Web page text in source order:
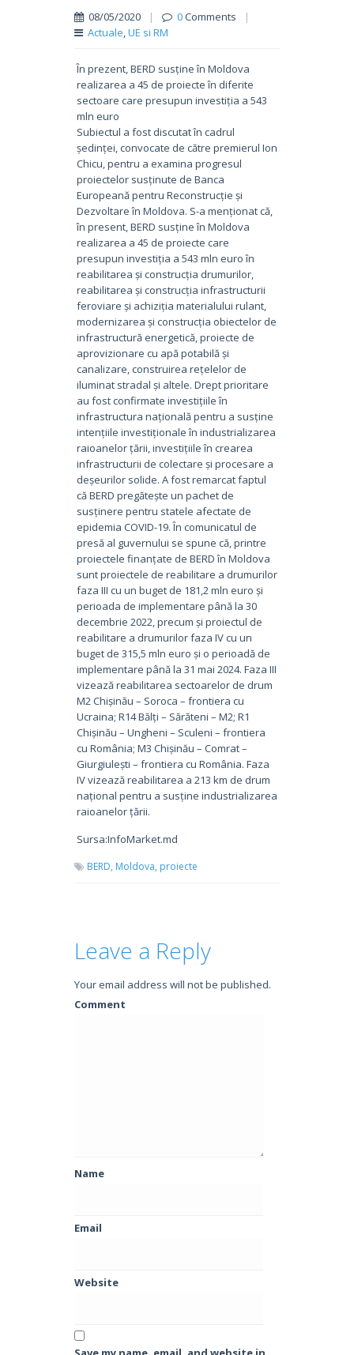
08/05/2020 | 0Comments
|
Actuale,UE si RM
În prezent, BERD susține în Moldova
realizarea a 45 de proiecte în diferite
sectoare care presupun investiția a 543
mln euro
Subiectul a fost discutat în cadrul
ședinței, convocate de către premierul Ion
Chicu, pentru a examina progresul
proiectelor susținute de Banca
Europeană pentru Reconstrucție și
Dezvoltare în Moldova. S-a menționat că,
în present, BERD susține în Moldova
realizarea a 45 de proiecte care
presupun investiția a 543 mln euro în
reabilitarea și construcția drumurilor,
reabilitarea și construcția infrastructurii
feroviare și achiziția materialului rulant,
modernizarea și construcția obiectelor de
infrastructură energetică, proiecte de
aprovizionare cu apă potabilă și
canalizare, construirea rețelelor de
iluminat stradal și altele. Drept prioritare
au fost confirmate investițiile în
infrastructura națională pentru a susține
intențiile investiționale în industrializarea
raioanelor țării, investițiile în crearea
infrastructurii de colectare și procesare a
deșeurilor solide. A fost remarcat faptul
că BERD pregătește un pachet de
susținere pentru statele afectate de
epidemia COVID-19. În comunicatul de
presă al guvernului se spune că, printre
proiectele finanțate de BERD în Moldova
sunt proiectele de reabilitare a drumurilor
faza III cu un buget de 181,2 mln euro și
perioada de implementare până la 30
decembrie 2022, precum și proiectul de
reabilitare a drumurilor faza IV cu un
buget de 315,5 mln euro și o perioadă de
implementare până la 31 mai 2024. Faza III
vizează reabilitarea sectoarelor de drum
M2 Chișinău – Soroca – frontiera cu
Ucraina; R14 Bălți – Sărăteni – M2; R1
Chișinău – Ungheni – Sculeni – frontiera
cu România; M3 Chișinău – Comrat –
Giurgiulești – frontiera cu România. Faza
IV vizează reabilitarea a 213 km de drum
național pentru a susține industrializarea
raioanelor țării.
Sursa:InfoMarket.md
BERD, Moldova, proiecte
Leave a Reply
Your email address will not be published.
Comment
Name
Email
Website